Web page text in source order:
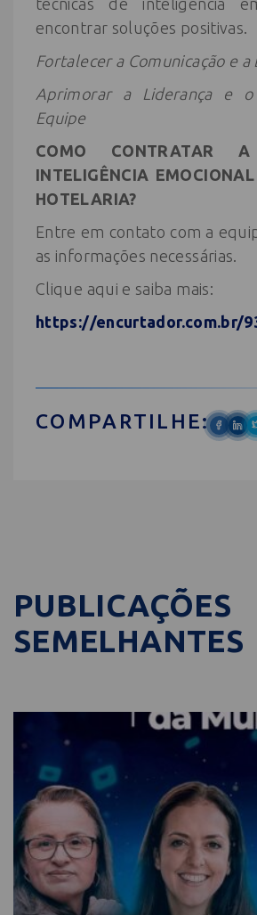
encontrar soluções positivas.
Fortalecer a Comunicação e a
Aprimorar a Liderança e
Equipe
COMO CONTRATAR A
INTELIGÊNCIA
HOTELARIA?
Entre em contato com a
as informações necessárias.
Clique aqui e saiba mais:
https://encurtador.com.br/
COMPARTILHE:
PUBLICAÇÕES
SEMELHANTES